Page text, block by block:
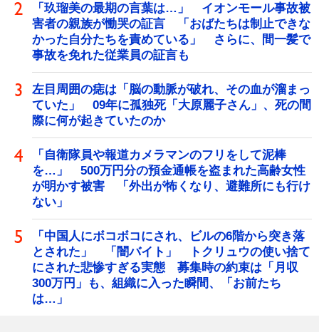
「玖瑠美の最期の言葉は…」 イオンモール事故被
害者の親族が慟哭の証言 「おばたちは制止できな
かった自分たちを責めている」 さらに、間一髪で
事故を免れた従業員の証言も
左目周囲の痣は「脳の動脈が破れ、その血が溜まっ
ていた」 09年に孤独死「大原麗子さん」、死の間
際に何が起きていたのか
「自衛隊員や報道カメラマンのフリをして泥棒
を…」 500万円分の預金通帳を盗まれた高齢女性
が明かす被害 「外出が怖くなり、避難所にも行け
ない」
「中国人にボコボコにされ、ビルの6階から突き落
とされた」 「闇バイト」 トクリュウの使い捨て
にされた悲惨すぎる実態 募集時の約束は「月収
300万円」も、組織に入った瞬間、「お前たち
は…」